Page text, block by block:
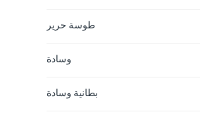
طوسة حرير
وسادة
بطانية وسادة